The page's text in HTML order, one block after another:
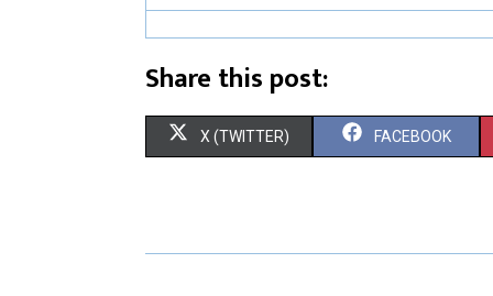
Share this post:
X (TWITTER) FACEBOOK